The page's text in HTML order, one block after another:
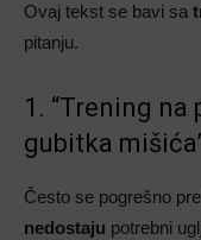
Ovaj tekst se bavi sa
pitanju.
1. “Trening
gubitka
Često se pogrešno
nedostaju potrebni